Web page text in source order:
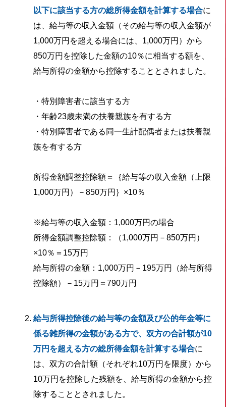
以下に該当する方の総所得金額を計算する場合に
は、給与等の収入金額（その給与等の収入金額が
1,000万円を超える場合には、1,000万円）から
850万円を控除した金額の10％に相当する額を、
給与所得の金額から控除することとされました。
・特別障害者に該当する方
・年齢23歳未満の扶養親族を有する方
・特別障害者である同一生計配偶者または扶養親
族を有する方
所得金額調整控除額＝｛給与等の収入金額（上限
1,000万円）－850万円｝×10％
※給与等の収入金額：1,000万円の場合
所得金額調整控除額：（1,000万円－850万円）
×10％＝15万円
給与所得の金額：1,000万円－195万円（給与所得
控除額）－15万円＝790万円
給与所得控除後の給与等の金額及び公的年金等に
係る雑所得の金額がある方で、双方の合計額が10
万円を超える方の総所得金額を計算する場合に
は、双方の合計額（それぞれ10万円を限度）から
10万円を控除した残額を、給与所得の金額から控
除することとされました。